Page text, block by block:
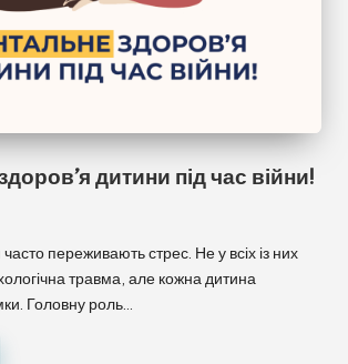
дитини під час війни!
часто переживають стрес. Не у всіх із них
травма, але кожна дитина
Головну роль…
✖ Скинути налаштування